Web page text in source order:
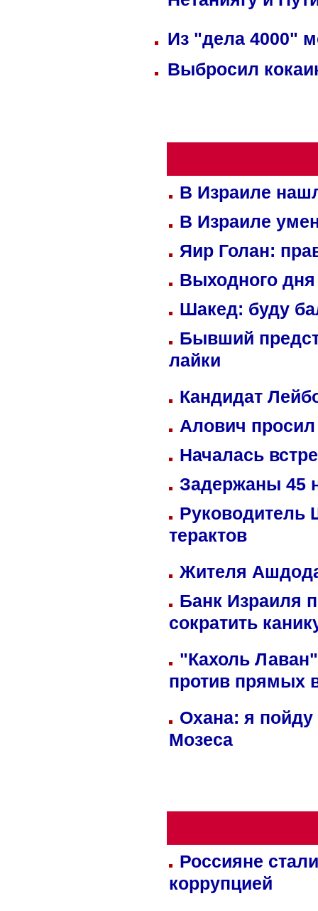
Из "дела 4000"
Выбросил
В Израиле
В Израиле
Яир Голан:
Выходного
Шакед: буду
Бывший
лайки
Кандидат
Алович просил
Началась
Задержаны 45
Руководитель
терактов
Жителя
Банк Израиля
сократить
"Кахоль
против прямых
Охана: я пойду
Мозеса
Россияне
коррупцией